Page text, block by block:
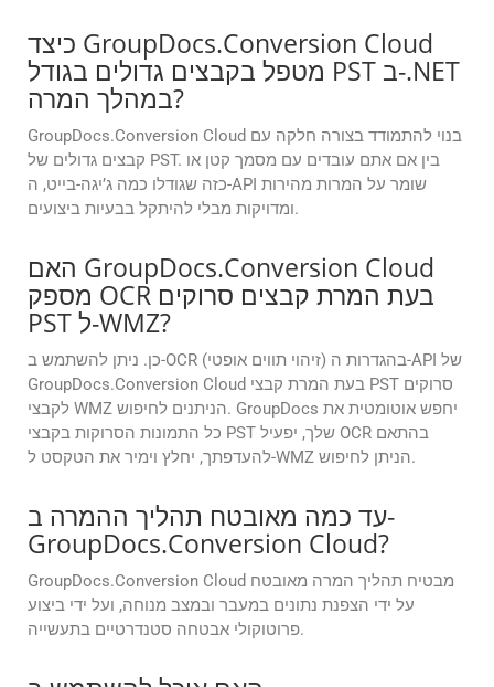
כיצד GroupDocs.Conversion Cloud
מטפל בקבצים גדולים בגודל PST ב-.NET
במהלך המרה?
GroupDocs.Conversion Cloud בנוי להתמודד בצורה חלקה עם
קבצים גדולים של PST. בין אם אתם עובדים עם מסמך קטן או
כזה שגודלו כמה ג’יגה-בייט, ה-API שומר על המרות מהירות
ומדויקות מבלי להיתקל בבעיות ביצועים.
האם GroupDocs.Conversion Cloud
מספק OCR בעת המרת קבצים סרוקים
PST ל-WMZ?
כן. ניתן להשתמש ב-OCR (זיהוי תווים אופטי) בהגדרות ה-API של
GroupDocs.Conversion Cloud בעת המרת קבצי PST סרוקים
לקבצי WMZ הניתנים לחיפוש. GroupDocs יחפש אוטומטית את
כל התמונות הסרוקות בקבצי PST שלך, יפעיל OCR בהתאם
להעדפתך, יחלץ וימיר את הטקסט ל-WMZ הניתן לחיפוש.
עד כמה מאובטח תהליך ההמרה ב-
GroupDocs.Conversion Cloud?
GroupDocs.Conversion Cloud מבטיח תהליך המרה מאובטח
על ידי הצפנת נתונים במעבר ובמצב מנוחה, ועל ידי ביצוע
פרוטוקולי אבטחה סטנדרטיים בתעשייה.